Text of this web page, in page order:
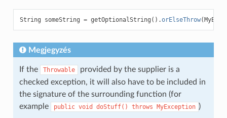
String someString = getOptionalString ().orElseThrow(
Megjegyzés
If the Throwable
provided by the supplier is a
checked exception, it will also have to be included in
the signature of the surrounding function (for
example
public void doStuff() throws MyException )